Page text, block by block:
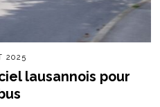
2025
lausannois pour